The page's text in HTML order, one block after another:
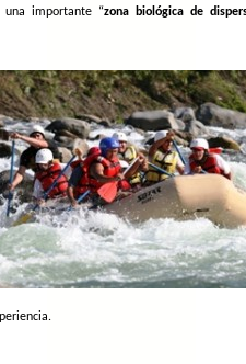
una importante “zona biológica de